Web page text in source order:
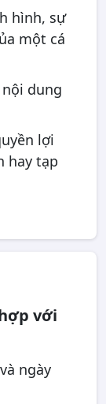
hình, sự
một cá
dung
lợi
hay tạp
với
ngày